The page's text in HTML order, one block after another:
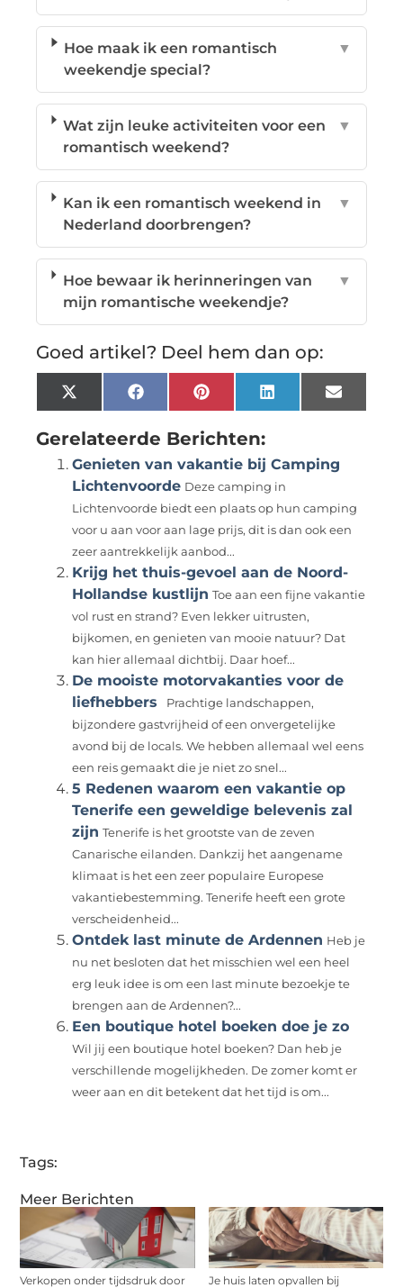
Meer Berichten
Verkopen onder tijdsdruk door
Je huis laten opvallen bij
Hoe maak ik een romantisch
weekendje special?
▼
Wat zijn leuke activiteiten voor een
romantisch weekend?
▼
Kan ik een romantisch weekend in
Nederland doorbrengen?
▼
Hoe bewaar ik herinneringen van
mijn romantische weekendje?
▼
Goed artikel? Deel hem dan op:
X
(Twitter)
FacebookPinterestLinkedInEmail
Gerelateerde Berichten:
Genieten van vakantie bij Camping
Lichtenvoorde Deze camping in
Lichtenvoorde biedt een plaats op hun camping
voor u aan voor aan lage prijs, dit is dan ook een
zeer aantrekkelijk aanbod...
Krijg het thuis-gevoel aan de Noord-
Hollandse kustlijn Toe aan een fijne vakantie
vol rust en strand? Even lekker uitrusten,
bijkomen, en genieten van mooie natuur? Dat
kan hier allemaal dichtbij. Daar hoef...
De mooiste motorvakanties voor de
liefhebbers
Prachtige landschappen,
bijzondere gastvrijheid of een onvergetelijke
avond bij de locals. We hebben allemaal wel eens
een reis gemaakt die je niet zo snel...
5 Redenen waarom een vakantie op
Tenerife een geweldige belevenis zal
zijn Tenerife is het grootste van de zeven
Canarische eilanden. Dankzij het aangename
klimaat is het een zeer populaire Europese
vakantiebestemming. Tenerife heeft een grote
verscheidenheid...
Ontdek last minute de Ardennen Heb je
nu net besloten dat het misschien wel een heel
erg leuk idee is om een last minute bezoekje te
brengen aan de Ardennen?...
Een boutique hotel boeken doe je zo
Wil jij een boutique hotel boeken? Dan heb je
verschillende mogelijkheden. De zomer komt er
weer aan en dit betekent dat het tijd is om...
Tags: